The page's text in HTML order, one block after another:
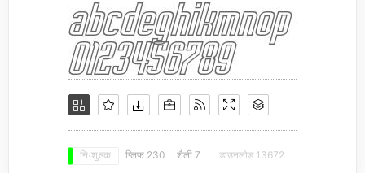
नि: शुल्क ग्लिफ़ 230 शैली 7 डाउनलोड 13672